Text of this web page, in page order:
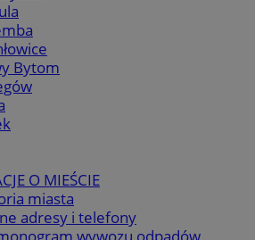
Bytom
O MIEŚCIE
miasta
adresy i telefony